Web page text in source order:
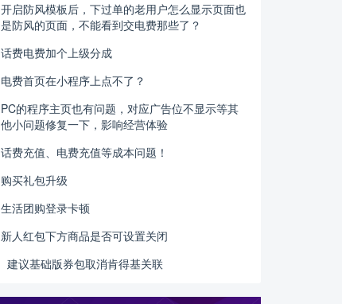
开启防风模板后，下过单的老用户怎么显示页面也
是防风的页面，不能看到交电费那些了？
话费电费加个上级分成
电费首页在小程序上点不了？
PC的程序主页也有问题，对应广告位不显示等其
他小问题修复一下，影响经营体验
话费充值、电费充值等成本问题！
购买礼包升级
生活团购登录卡顿
新人红包下方商品是否可设置关闭
建议基础版券包取消肯得基关联